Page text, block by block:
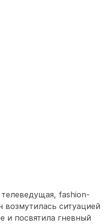
телеведущая, fashion-
ситуацией
и посвятила гневный